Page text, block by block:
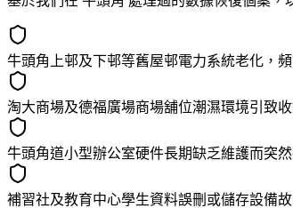
牛頭角上邨及下邨等舊屋邨電力系統老化，
淘大商場及德福廣場商場舖位潮濕環境引致
牛頭角道小型辦公室硬件長期缺乏維護而突
補習社及教育中心學生資料誤刪或儲存設備